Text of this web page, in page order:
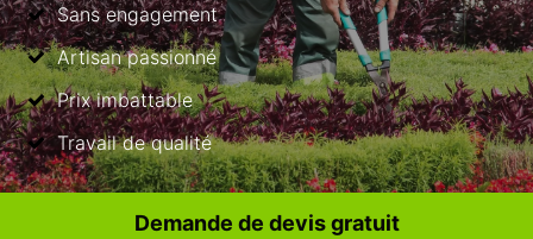
Sans engagement
Artisan passionné
Prix imbattable
Travail de qualité
Demande de devis gratuit